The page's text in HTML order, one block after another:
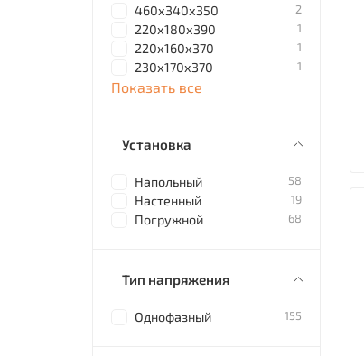
460x340x350 2
220x180x390 1
220x160x370 1
230x170x370 1
Показать все
Установка
Напольный 58
Настенный 19
Погружной 68
Тип напряжения
Однофазный 155